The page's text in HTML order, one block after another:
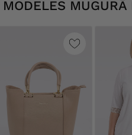
MODELES MUGURĀ